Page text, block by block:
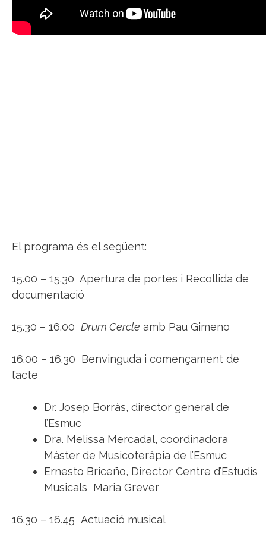
El programa és el següent:
15.00 – 15.30 Apertura de portes i Recollida de
documentació
15.30 – 16.00 Drum Cercle amb Pau Gimeno
16.00 – 16.30 Benvinguda i començament de
l’acte
Dr. Josep Borràs, director general de
l’Esmuc
Dra. Melissa Mercadal, coordinadora
Màster de Musicoteràpia de l’Esmuc
Ernesto Briceño, Director Centre d’Estudis
Musicals Maria Grever
16.30 – 16.45 Actuació musical